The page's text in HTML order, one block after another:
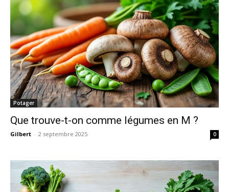
Potager
Que trouve-t-on comme légumes en M ?
Gilbert - 2 septembre 2025 0